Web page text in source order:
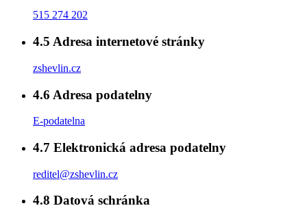
515 274 202
4.5 Adresa internetové stránky
zshevlin.cz
4.6 Adresa podatelny
E-podatelna
4.7 Elektronická adresa podatelny
reditel@zshevlin.cz
4.8 Datová schránka